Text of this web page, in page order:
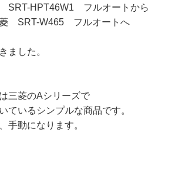
HPT46W1 フルオートから
SRT-W465 フルオートへ
ました。
三菱のAシリーズで
ているシンプルな商品です。
手動になります。